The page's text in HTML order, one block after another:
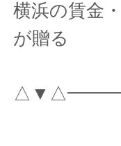
横浜の賃金
が贈る